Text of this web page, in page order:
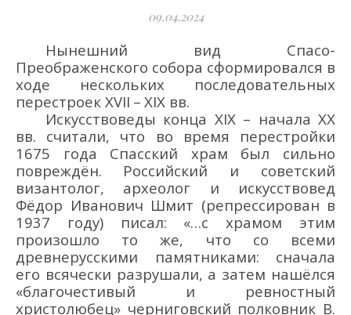
09.04.2024
Нынешний вид Спасо-
Преображенского собора сформировался в
ходе нескольких последовательных
перестроек ХVІІ – ХІХ вв.
Искусствоведы конца XIX– началаXX
вв. считали, что во время перестройки
1675 года Спасский храм был сильно
повреждён. Российский и советский
византолог, археолог и искусствовед
Фёдор Иванович Шмит (репрессирован в
1937 году) писал:
«…с храмом этим
произошло то же, что со всеми
древнерусскими памятниками: сначала
его всячески разрушали, а затем нашёлся
«благочестивый и ревностный
христолюбец» черниговский полковник В.